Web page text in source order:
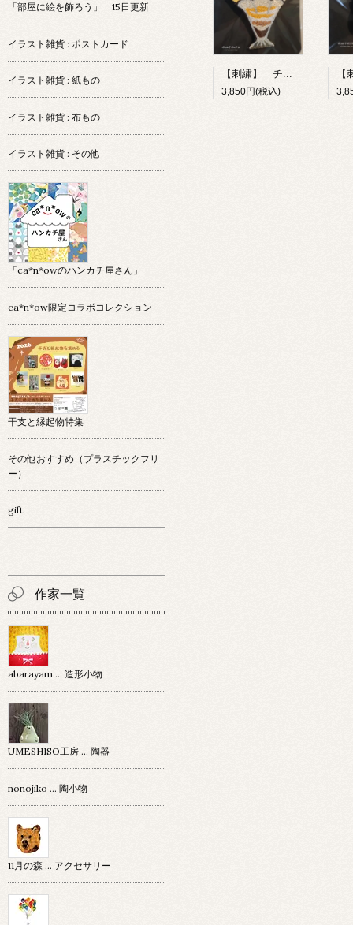
【刺繍】 チョコレートパフェ 【ポコルテポコチル】
3,850円(税込)
「部屋に絵を飾ろう」 15日更新
イラスト雑貨 : ポストカード
イラスト雑貨 : 紙もの
イラスト雑貨 : 布もの
イラスト雑貨 : その他
「ca*n*owのハンカチ屋さん」
ca*n*ow限定コラボコレクション
干支と縁起物特集
その他おすすめ（プラスチックフリ
ー）
gift
作家一覧
abarayam … 造形小物
UMESHISO工房 … 陶器
nonojiko ... 陶小物
11月の森 … アクセサリー